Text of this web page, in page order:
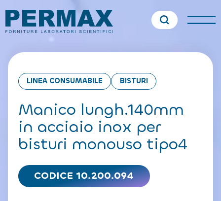
LINEA CONSUMABILE BISTURI
Manico lungh.140mm
in acciaio inox per
bisturi monouso tipo4
CODICE 10.200.094